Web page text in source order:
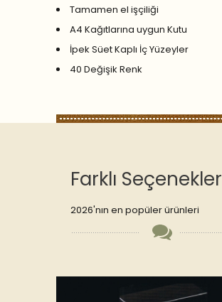
Tamamen el işçiliği
A4 Kağıtlarına uygun Kutu
İpek Süet Kaplı İç Yüzeyler
40 Değişik Renk
Farklı Seçenekler
2026'nın en popüler ürünleri